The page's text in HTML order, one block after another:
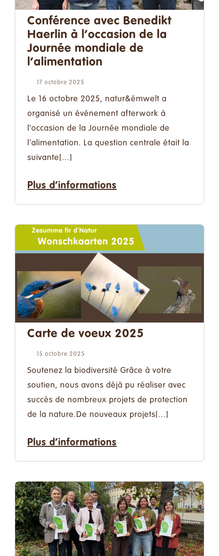
Contact
Rechercher:
Conférence avec Benedikt
Haerlin à l’occasion de la
Journée mondiale de
l’alimentation
17 octobre 2025
Le 16 octobre 2025, natur&ëmwelt a
organisé un événement afterwork à
l'occasion de la Journée mondiale de
l'alimentation. La question centrale était la
suivante[...]
Plus d’informations
Carte de voeux 2025
15 octobre 2025
Soutenez la biodiversité Grâce à votre
soutien, nous avons déjà pu réaliser avec
succès de nombreux projets de protection
de la nature.De nouveaux projets[...]
Plus d’informations